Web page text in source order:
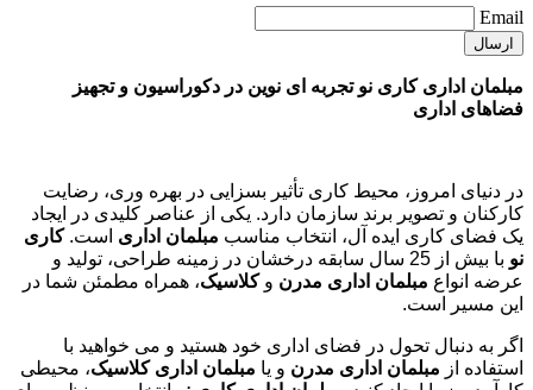
Email
مبلمان اداری کاری نو تجربه ای نوین در دکوراسیون و تجهیز
فضاهای اداری
در دنیای امروز، محیط کاری تأثیر بسزایی در بهره وری، رضایت
کارکنان و تصویر برند سازمان دارد. یکی از عناصر کلیدی در ایجاد
یک فضای کاری ایده آل، انتخاب مناسب مبلمان اداری است.کاری
نو
با بیش از 25 سال سابقه درخشان در زمینه طراحی، تولید و
عرضه انواع مبلمان اداری مدرن وکلاسیک، همراه مطمئن شما در
این مسیر است.
اگر به دنبال تحول در فضای اداری خود هستید و می خواهید با
استفاده از مبلمان اداری مدرن و یا مبلمان اداری کلاسیک، محیطی